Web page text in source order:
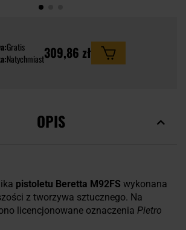
Gratis
Natychmiast309,86 zł
OPIS
pistoletu Beretta M92FS wykonana
z tworzywa sztucznego. Na
licencjonowane oznaczenia Pietro